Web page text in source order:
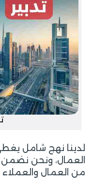
لدينا نهج شامل
العمال، ونحن
من العمال